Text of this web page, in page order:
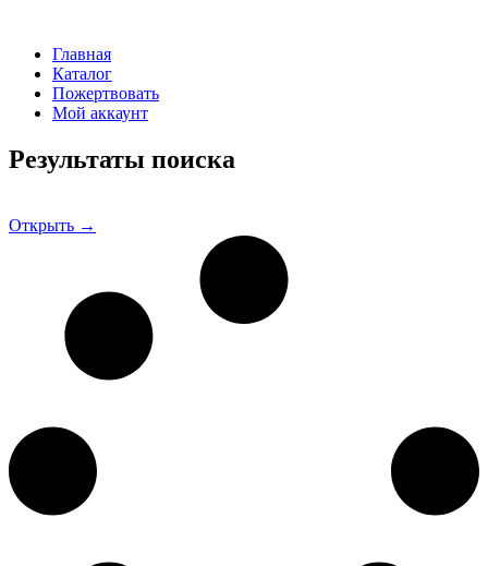
Главная
Каталог
Пожертвовать
Мой аккаунт
Результаты поиска
Открыть →